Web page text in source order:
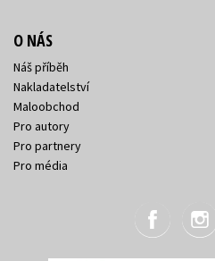
O NÁS
Náš příběh
Nakladatelství
Maloobchod
Pro autory
Pro partnery
Pro média